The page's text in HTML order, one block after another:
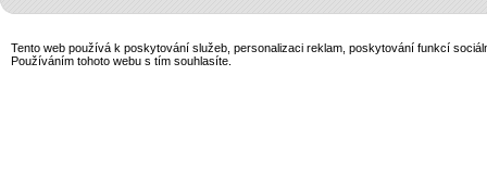
Tento web používá k poskytování služeb, personalizaci reklam, poskytování funkcí
Používáním tohoto webu s tím souhlasíte.